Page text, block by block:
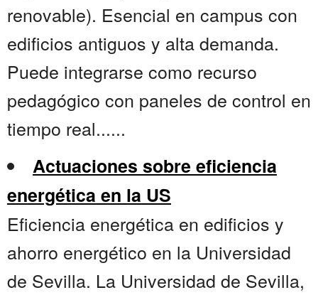
renovable). Esencial en campus con
edificios antiguos y alta demanda.
Puede integrarse como recurso
pedagógico con paneles de control en
tiempo real......
Actuaciones sobre eficiencia
energética en la US
Eficiencia energética en edificios y
ahorro energético en la Universidad
de Sevilla. La Universidad de Sevilla,